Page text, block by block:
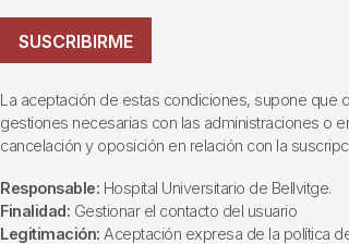
SUSCRIBIRME
La aceptación de estas condiciones, supone que
gestiones necesarias con las administraciones o
cancelación y oposición en relación con la
Responsable: Hospital Universitario de Bellvitge.
Finalidad: Gestionar el contacto del usuario
Legitimación: Aceptación expresa de la política